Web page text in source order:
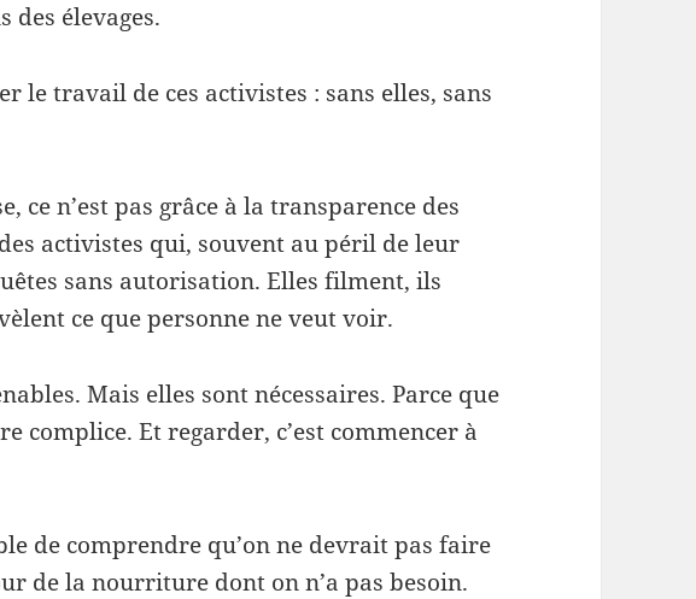
des élevages.
le travail de ces activistes : sans elles, sans
ce n’est pas grâce à la transparence des
activistes qui, souvent au péril de leur
sans autorisation. Elles filment, ils
ce que personne ne veut voir.
Mais elles sont nécessaires. Parce que
complice. Et regarder, c’est commencer à
de comprendre qu’on ne devrait pas faire
de la nourriture dont on n’a pas besoin.